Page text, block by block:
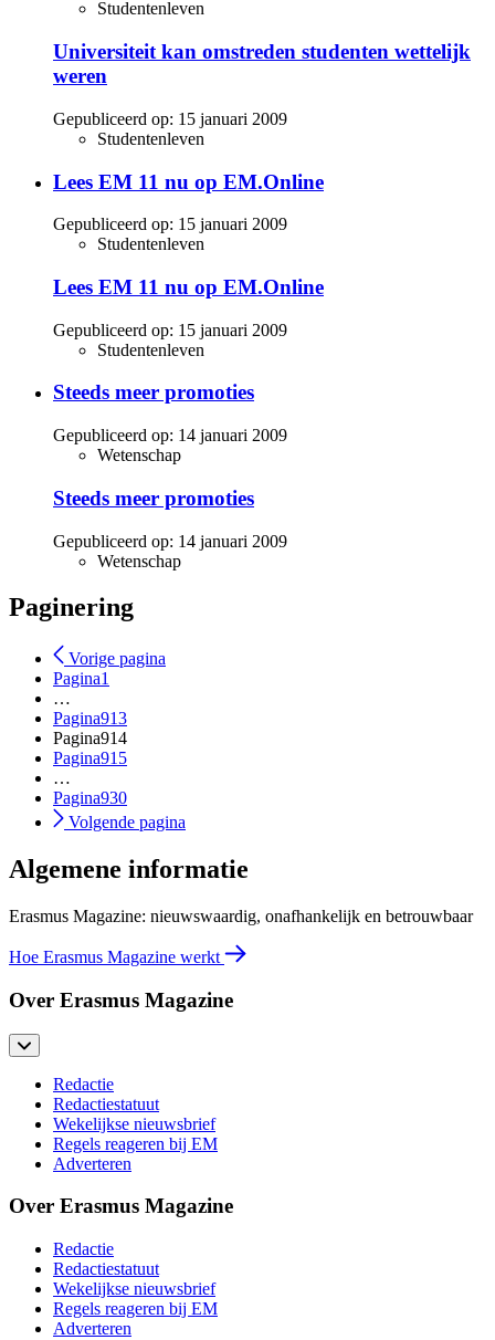
Studentenleven
Universiteit kan omstreden studenten wettelijk
weren
Gepubliceerd op: 15 januari 2009
Studentenleven
Lees EM 11 nu op EM.Online
Gepubliceerd op: 15 januari 2009
Studentenleven
Lees EM 11 nu op EM.Online
Gepubliceerd op: 15 januari 2009
Studentenleven
Steeds meer promoties
Gepubliceerd op: 14 januari 2009
Wetenschap
Steeds meer promoties
Gepubliceerd op: 14 januari 2009
Wetenschap
Paginering
Vorige pagina
Pagina1
…
Pagina913
Pagina914
Pagina915
…
Pagina930
Volgende pagina
Algemene informatie
Erasmus Magazine: nieuwswaardig, onafhankelijk en betrouwbaar
Hoe Erasmus Magazine werkt
Over Erasmus Magazine
Redactie
Redactiestatuut
Wekelijkse nieuwsbrief
Regels reageren bij EM
Adverteren
Over Erasmus Magazine
Redactie
Redactiestatuut
Wekelijkse nieuwsbrief
Regels reageren bij EM
Adverteren